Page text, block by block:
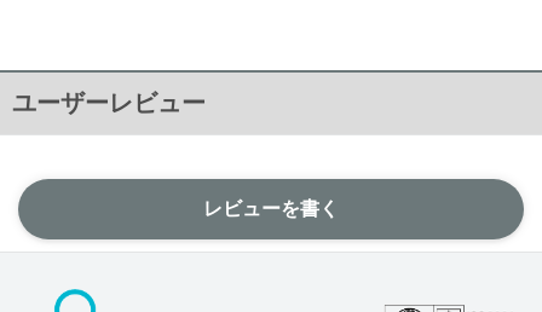
ユーザーレビュー
レビューを書く